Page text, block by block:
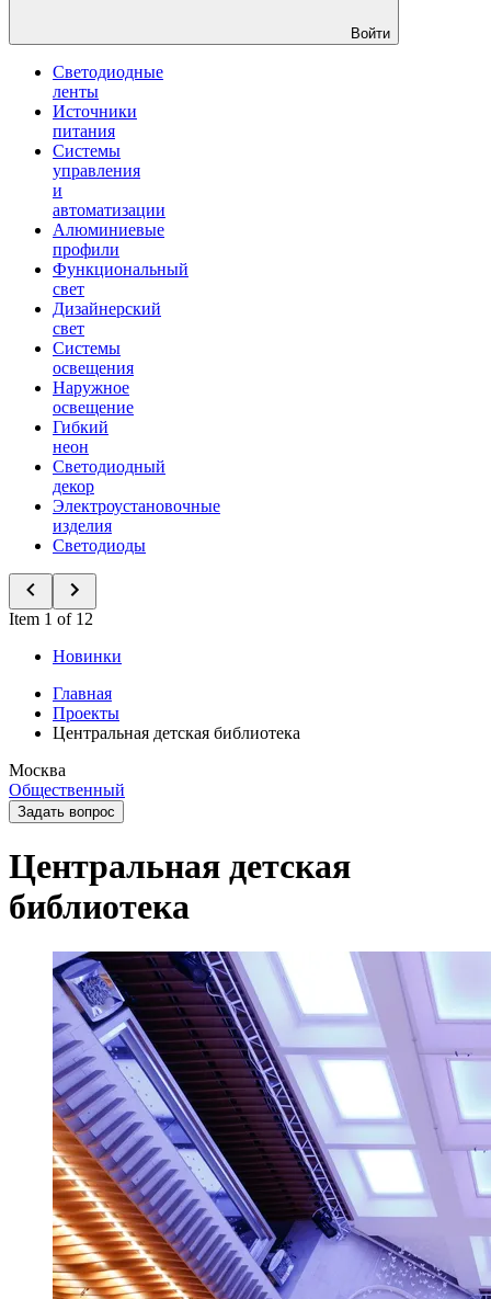
Войти
Светодиодные
ленты
Источники
питания
Системы
управления
и
автоматизации
Алюминиевые
профили
Функциональный
свет
Дизайнерский
свет
Системы
освещения
Наружное
освещение
Гибкий
неон
Светодиодный
декор
Электроустановочные
изделия
Светодиоды
Item 1 of 12
Новинки
Главная
Проекты
Центральная детская библиотека
Москва
Общественный
Задать вопрос
Центральная детская
библиотека